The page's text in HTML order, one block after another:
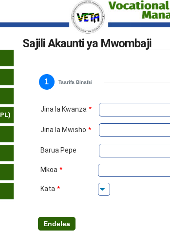
Sajili Akaunti ya Mwombaji
1 Taarifa Binafsi
Jina la Kwanza *
Jina la Mwisho *
Barua Pepe
Mkoa *
Kata *